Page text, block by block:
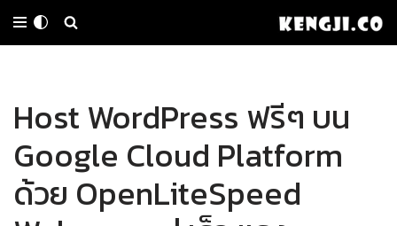
Skip
content
Host WordPress ฟรีๆ บน
Google Cloud Platform
ด้วย OpenLiteSpeed